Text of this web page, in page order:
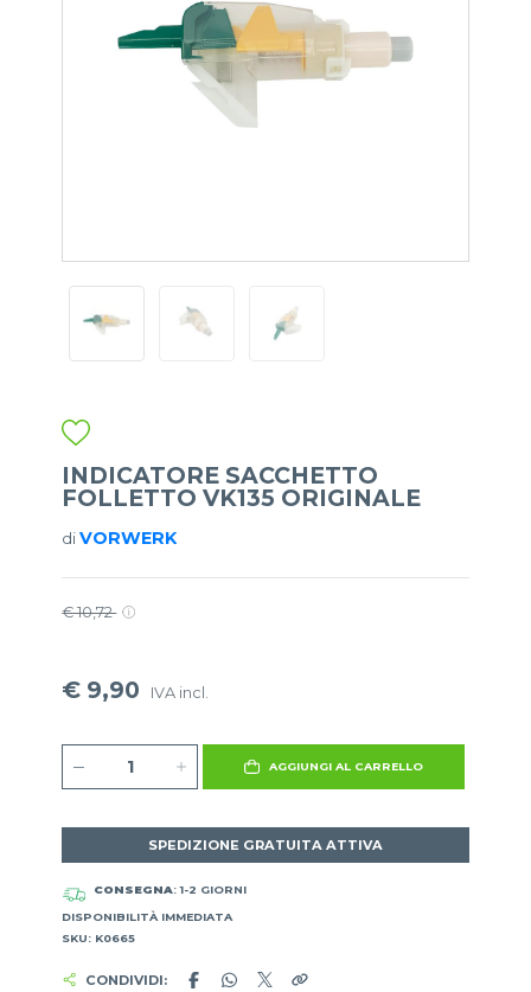
INDICATORE SACCHETTO
FOLLETTO VK135 ORIGINALE
diVORWERK
€ 10,72
€ 9,90 IVA incl.
AGGIUNGI AL CARRELLO
SPEDIZIONE GRATUITA ATTIVA
CONSEGNA: 1-2 GIORNI
DISPONIBILITÀ IMMEDIATA
SKU: K0665
CONDIVIDI: